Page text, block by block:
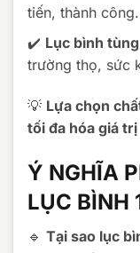
tiến, thành công.
✔️ Lục bình
trường thọ, sức
💡 Lựa chọn
tối đa hóa giá
Ý NGHĨA
LỤC BÌNH
🔹 Tại sao lục